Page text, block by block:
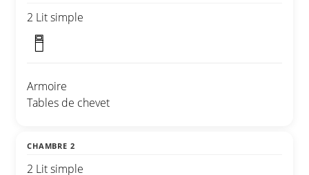
2 Lit simple
Armoire
Tables de chevet
CHAMBRE 2
2 Lit simple